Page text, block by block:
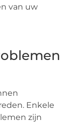
van uw
Enkele
zijn